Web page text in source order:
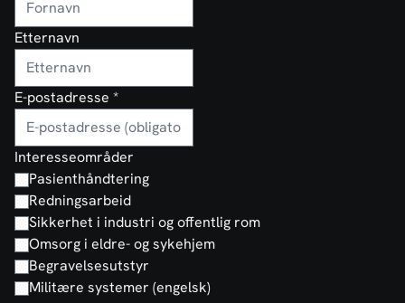
Etternavn
E-postadresse *
Interesseområder
Pasienthåndtering
Redningsarbeid
Sikkerhet i industri og offentlig rom
Omsorg i eldre- og sykehjem
Begravelsesutstyr
Militære systemer (engelsk)